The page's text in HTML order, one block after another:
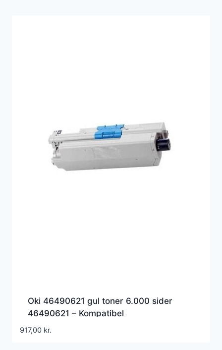
Oki 46490621 gul toner 6.000 sider
46490621 – Kompatibel
917,00 kr.